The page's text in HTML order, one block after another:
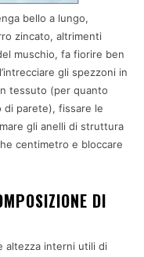
bello a lungo,
zincato, altrimenti
muschio, fa fiorire ben
gli spezzoni in
tessuto (per quanto
di parete), fissare le
gli anelli di struttura
centimetro e bloccare
DI
altezza interni utili di